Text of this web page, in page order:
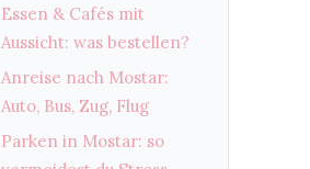
Essen & Cafés mit
Aussicht: was bestellen?
Anreise nach Mostar:
Auto, Bus, Zug, Flug
Parken in Mostar: so